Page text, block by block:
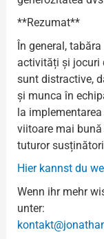
**Rezumat**
În general,
activități și jocuri
sunt distractive,
și munca în
la
viitoare mai
tuturor
Hier kannst du
Wenn ihr mehr
unter: